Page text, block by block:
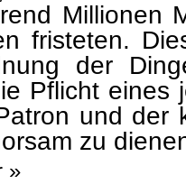
Millionen
fristeten.
der
Pflicht eines
und der
zu
»